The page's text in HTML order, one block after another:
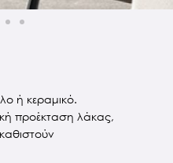
ή κεραμικό.
προέκταση λάκας,